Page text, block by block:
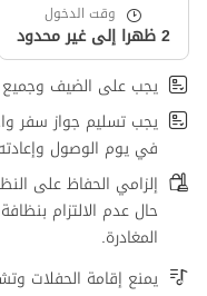
وقت الدخول
2 ظهرا إلى غير محدود
يجب على الضيف وجميع
يجب تسليم جواز سفر
في يوم الوصول
إلزامي الحفاظ على
حال عدم الالتزام
المغادرة.
يمنع إقامة الحفلات